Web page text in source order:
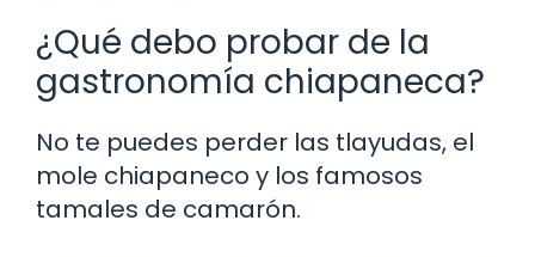
¿Qué debo probar de la
gastronomía chiapaneca?
No te puedes perder las tlayudas, el
mole chiapaneco y los famosos
tamales de camarón.